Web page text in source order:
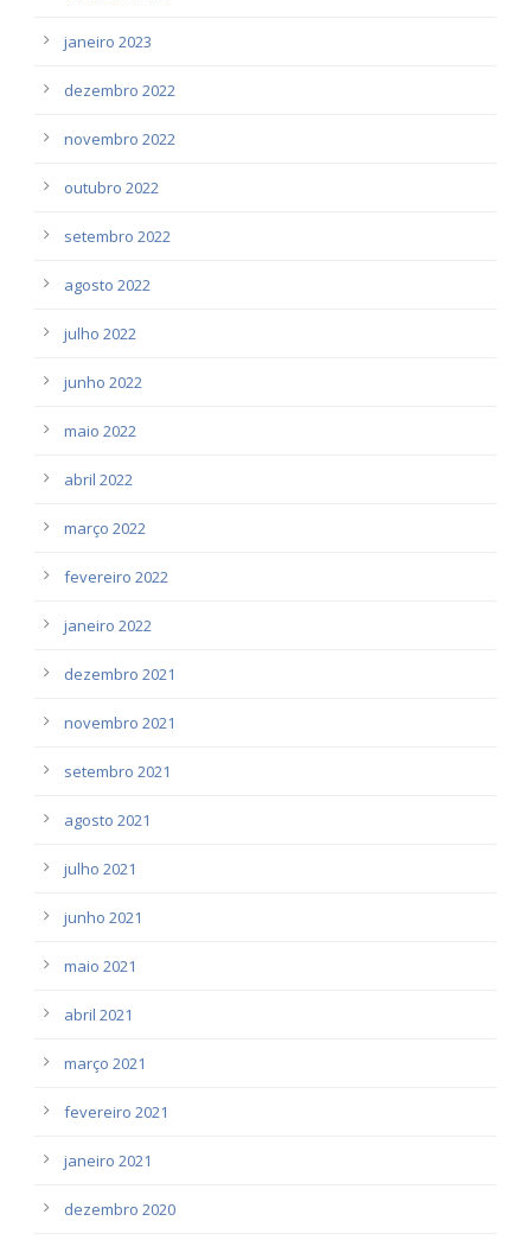
janeiro 2023
dezembro 2022
novembro 2022
outubro 2022
setembro 2022
agosto 2022
julho 2022
junho 2022
maio 2022
abril 2022
março 2022
fevereiro 2022
janeiro 2022
dezembro 2021
novembro 2021
setembro 2021
agosto 2021
julho 2021
junho 2021
maio 2021
abril 2021
março 2021
fevereiro 2021
janeiro 2021
dezembro 2020